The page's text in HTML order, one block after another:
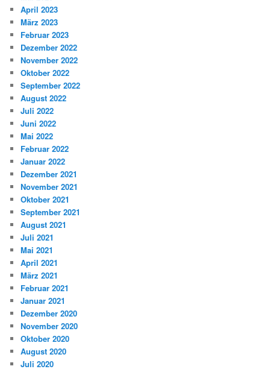
April 2023
März 2023
Februar 2023
Dezember 2022
November 2022
Oktober 2022
September 2022
August 2022
Juli 2022
Juni 2022
Mai 2022
Februar 2022
Januar 2022
Dezember 2021
November 2021
Oktober 2021
September 2021
August 2021
Juli 2021
Mai 2021
April 2021
März 2021
Februar 2021
Januar 2021
Dezember 2020
November 2020
Oktober 2020
August 2020
Juli 2020